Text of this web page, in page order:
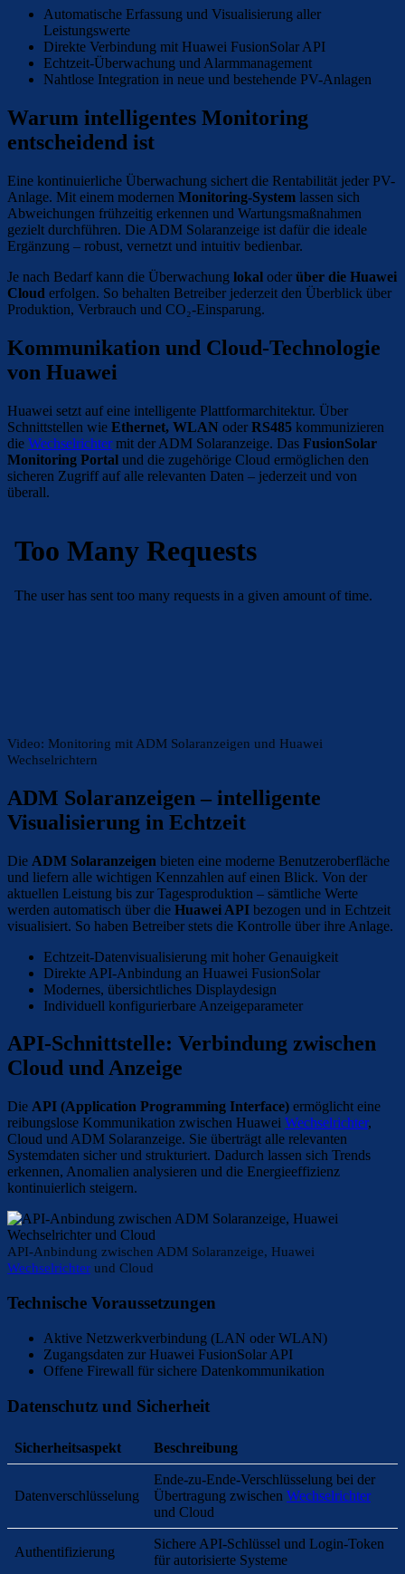
Automatische Erfassung und Visualisierung aller
Leistungswerte
Direkte Verbindung mit Huawei FusionSolar API
Echtzeit-Überwachung und Alarmmanagement
Nahtlose Integration in neue und bestehende PV-Anlagen
Warum intelligentes Monitoring
entscheidend ist
Eine kontinuierliche Überwachung sichert die Rentabilität jeder PV-
Anlage. Mit einem modernen Monitoring-System lassen sich
Abweichungen frühzeitig erkennen und Wartungsmaßnahmen
gezielt durchführen. Die ADM Solaranzeige ist dafür die ideale
Ergänzung – robust, vernetzt und intuitiv bedienbar.
Je nach Bedarf kann die Überwachung lokal oder über die Huawei
Cloud erfolgen. So behalten Betreiber jederzeit den Überblick über
Produktion, Verbrauch und CO₂-Einsparung.
Kommunikation und Cloud-Technologie
von Huawei
Huawei setzt auf eine intelligente Plattformarchitektur. Über
Schnittstellen wie Ethernet, WLAN oder RS485 kommunizieren
die Wechselrichtermit der ADM Solaranzeige. Das FusionSolar
Monitoring Portal und die zugehörige Cloud ermöglichen den
sicheren Zugriff auf alle relevanten Daten – jederzeit und von
überall.
Video: Monitoring mit ADM Solaranzeigen und Huawei
Wechselrichtern
ADM Solaranzeigen – intelligente
Visualisierung in Echtzeit
Die ADM Solaranzeigen bieten eine moderne Benutzeroberfläche
und liefern alle wichtigen Kennzahlen auf einen Blick. Von der
aktuellen Leistung bis zur Tagesproduktion – sämtliche Werte
werden automatisch über die Huawei API bezogen und in Echtzeit
visualisiert. So haben Betreiber stets die Kontrolle über ihre Anlage.
Echtzeit-Datenvisualisierung mit hoher Genauigkeit
Direkte API-Anbindung an Huawei FusionSolar
Modernes, übersichtliches Displaydesign
Individuell konfigurierbare Anzeigeparameter
API-Schnittstelle: Verbindung zwischen
Cloud und Anzeige
Die API (Application Programming Interface) ermöglicht eine
reibungslose Kommunikation zwischen Huawei Wechselrichter,
Cloud und ADM Solaranzeige. Sie überträgt alle relevanten
Systemdaten sicher und strukturiert. Dadurch lassen sich Trends
erkennen, Anomalien analysieren und die Energieeffizienz
kontinuierlich steigern.
API-Anbindung zwischen ADM Solaranzeige, Huawei
Wechselrichter und Cloud
Technische Voraussetzungen
Aktive Netzwerkverbindung (LAN oder WLAN)
Zugangsdaten zur Huawei FusionSolar API
Offene Firewall für sichere Datenkommunikation
Datenschutz und Sicherheit
Sicherheitsaspekt Beschreibung
Datenverschlüsselung
Ende-zu-Ende-Verschlüsselung bei der
Übertragung zwischen Wechselrichter
und Cloud
Authentifizierung
Sichere API-Schlüssel und Login-Token
für autorisierte Systeme